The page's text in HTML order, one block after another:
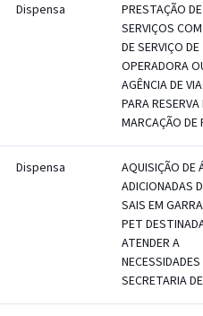
Dispensa
PRESTAÇÃO DE
SERVIÇOS
DE SERVIÇO DE
OPERADORA
AGÊNCIA DE
PARA RESERVA
MARCAÇÃO
Dispensa
AQUISIÇÃO DE
ADICIONADAS
SAIS EM
PET
ATENDER A
SECRETARIA